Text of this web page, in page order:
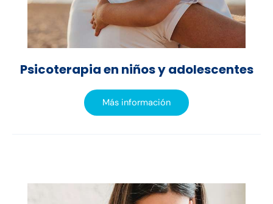
Psicoterapia en niños y adolescentes
Más información